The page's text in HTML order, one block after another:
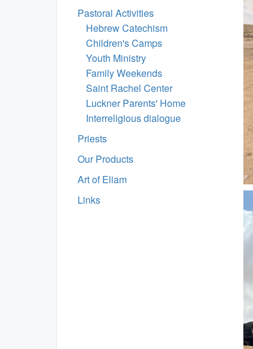
Pastoral Activities
Hebrew Catechism
Children's Camps
Youth Ministry
Family Weekends
Saint Rachel Center
Luckner Parents' Home
Interreligious dialogue
Priests
Our Products
Art of Eliam
Links